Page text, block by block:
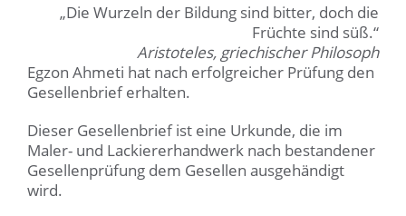
„Die Wurzeln der Bildung sind bitter, doch die
Früchte sind süß.“
Aristoteles, griechischer Philosoph
Egzon Ahmeti hat nach erfolgreicher Prüfung den
Gesellenbrief erhalten.
Dieser Gesellenbrief ist eine Urkunde, die im
Maler- und Lackiererhandwerk nach bestandener
Gesellenprüfung dem Gesellen ausgehändigt
wird.